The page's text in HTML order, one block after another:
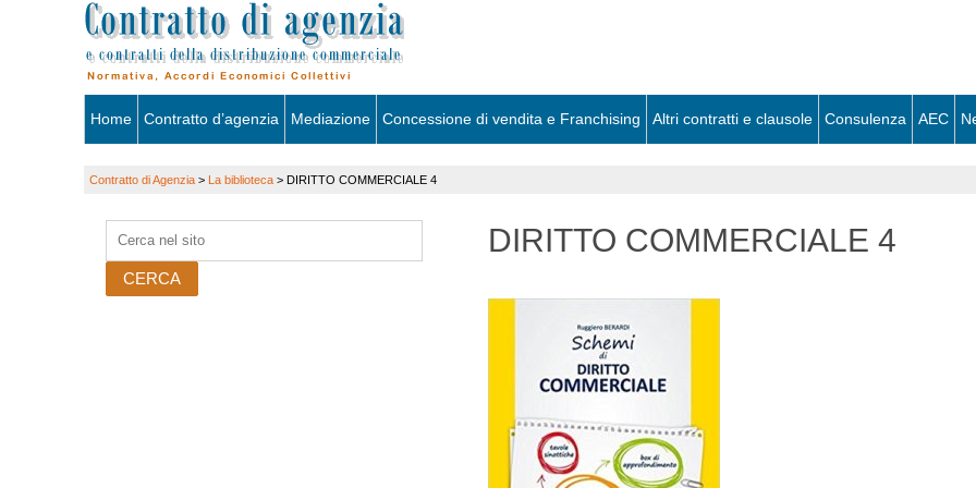
Skip
Home Contratto d’agenzia Mediazione Concessione di vendita e Franchising Altri contratti e clausole Consulenza AEC
Contratto di Agenzia > La biblioteca > DIRITTO COMMERCIALE 4
DIRITTO COMMERCIALE 4